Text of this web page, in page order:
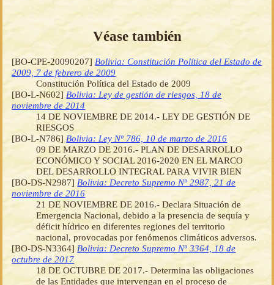
Véase también
[BO-CPE-20090207] Bolivia: Constitución Política del Estado de
2009, 7 de febrero de 2009
Constitución Política del Estado de 2009
[BO-L-N602] Bolivia: Ley de gestión de riesgos, 18 de
noviembre de 2014
14 DE NOVIEMBRE DE 2014.- LEY DE GESTIÓN DE
RIESGOS
[BO-L-N786] Bolivia: Ley Nº 786, 10 de marzo de 2016
09 DE MARZO DE 2016.- PLAN DE DESARROLLO
ECONÓMICO Y SOCIAL 2016-2020 EN EL MARCO
DEL DESARROLLO INTEGRAL PARA VIVIR BIEN
[BO-DS-N2987] Bolivia: Decreto Supremo Nº 2987, 21 de
noviembre de 2016
21 DE NOVIEMBRE DE 2016.- Declara Situación de
Emergencia Nacional, debido a la presencia de sequía y
déficit hídrico en diferentes regiones del territorio
nacional, provocadas por fenómenos climáticos adversos.
[BO-DS-N3364] Bolivia: Decreto Supremo Nº 3364, 18 de
octubre de 2017
18 DE OCTUBRE DE 2017.- Determina las obligaciones
de las Entidades que intervengan en el proceso de